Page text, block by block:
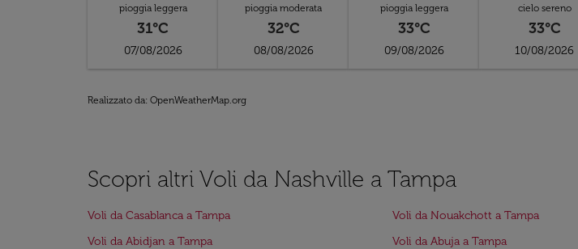
pioggia leggera
31°C
07/08/2026
pioggia moderata
32°C
08/08/2026
pioggia leggera
33°C
09/08/2026
cielo sereno
33°C
10/08/2026
Realizzato da: OpenWeatherMap.org
Scopri altri Voli da Nashville a Tampa
Voli da Casablanca a Tampa Voli da Nouakchott a Tampa
Voli da Abidjan a Tampa
Voli da Abuja a Tampa